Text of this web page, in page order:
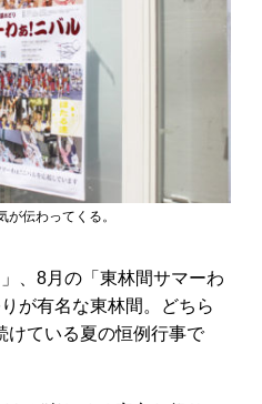
伝わってくる。
、8月の「東林間サマーわ
が有名な東林間。どちら
けている夏の恒例行事で